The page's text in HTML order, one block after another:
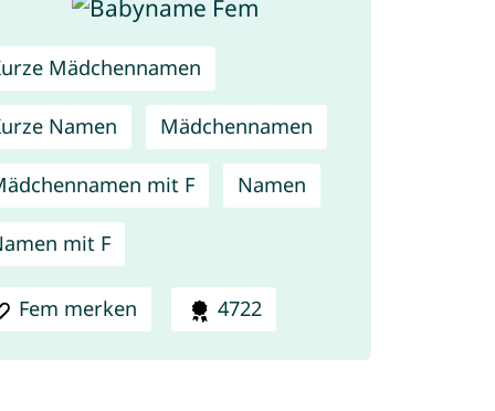
Mädchennamen
Namen Mädchennamen
mit F Namen
mit F
Fem merken 4722